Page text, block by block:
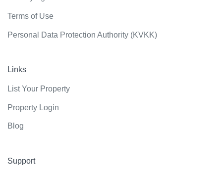
Terms of Use
Personal Data Protection Authority (KVKK)
Links
List Your Property
Property Login
Blog
Support